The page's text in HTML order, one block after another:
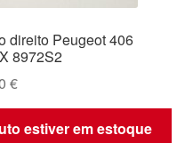
direito Peugeot 406
8972S2
€
estiver em estoque